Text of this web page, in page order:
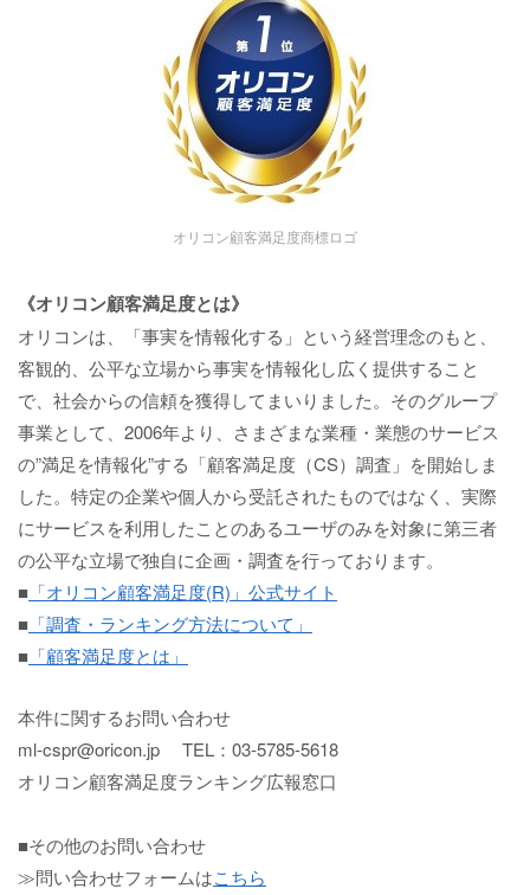
オリコン顧客満足度商標ロゴ
《オリコン顧客満足度とは》
オリコンは、「事実を情報化する」という経営理念のもと、
客観的、公平な立場から事実を情報化し広く提供すること
で、社会からの信頼を獲得してまいりました。そのグループ
事業として、2006年より、さまざまな業種・業態のサービス
の”満足を情報化”する「顧客満足度（CS）調査」を開始しま
した。特定の企業や個人から受託されたものではなく、実際
にサービスを利用したことのあるユーザのみを対象に第三者
の公平な立場で独自に企画・調査を行っております。
■ 「オリコン顧客満足度(R)」公式サイト
■ 「調査・ランキング方法について」
■ 「顧客満足度とは」
本件に関するお問い合わせ
ml-cspr@oricon.jp TEL：03-5785-5618
オリコン顧客満足度ランキング広報窓口
■その他のお問い合わせ
≫問い合わせフォームはこちら